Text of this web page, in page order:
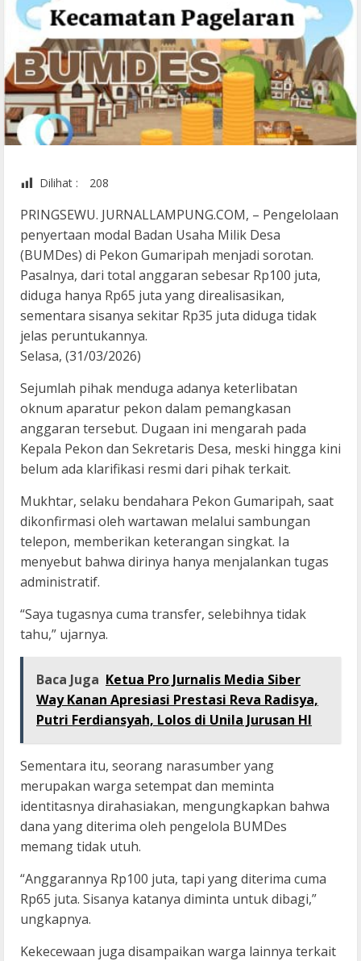
Dilihat : 208
PRINGSEWU. JURNALLAMPUNG.COM, – Pengelolaan
penyertaan modal Badan Usaha Milik Desa
(BUMDes) di Pekon Gumaripah menjadi sorotan.
Pasalnya, dari total anggaran sebesar Rp100 juta,
diduga hanya Rp65 juta yang direalisasikan,
sementara sisanya sekitar Rp35 juta diduga tidak
jelas peruntukannya.
Selasa, (31/03/2026)
Sejumlah pihak menduga adanya keterlibatan
oknum aparatur pekon dalam pemangkasan
anggaran tersebut. Dugaan ini mengarah pada
Kepala Pekon dan Sekretaris Desa, meski hingga kini
belum ada klarifikasi resmi dari pihak terkait.
Mukhtar, selaku bendahara Pekon Gumaripah, saat
dikonfirmasi oleh wartawan melalui sambungan
telepon, memberikan keterangan singkat. Ia
menyebut bahwa dirinya hanya menjalankan tugas
administratif.
“Saya tugasnya cuma transfer, selebihnya tidak
tahu,” ujarnya.
Baca Juga Ketua Pro Jurnalis Media Siber
Way Kanan Apresiasi Prestasi Reva Radisya,
Putri Ferdiansyah, Lolos di Unila Jurusan HI
Sementara itu, seorang narasumber yang
merupakan warga setempat dan meminta
identitasnya dirahasiakan, mengungkapkan bahwa
dana yang diterima oleh pengelola BUMDes
memang tidak utuh.
“Anggarannya Rp100 juta, tapi yang diterima cuma
Rp65 juta. Sisanya katanya diminta untuk dibagi,”
ungkapnya.
Kekecewaan juga disampaikan warga lainnya terkait